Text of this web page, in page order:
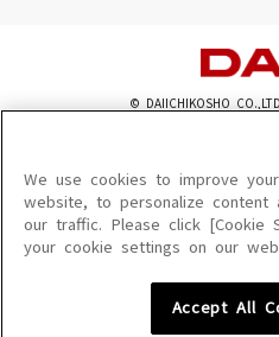
© DAIICHIKOSHO
このサイトに掲載されている一切の文章・
を問わず、著作権法の定める範囲を超えて
を禁じます。
楽曲及びコンテンツは、機種によりご利用
楽曲及びコンテンツの配信日、配信内容が変
We use cookies to improve
website, to personalize content
our traffic. Please click [Cookie
your cookie settings on our
Accept All